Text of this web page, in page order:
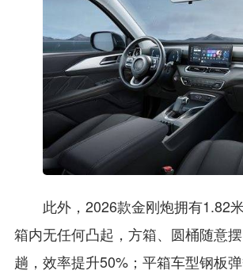
此外，2026款金刚炮拥有1.82
箱内无任何凸起，方箱、圆桶随意
趟，效率提升50%；平箱车型钢板